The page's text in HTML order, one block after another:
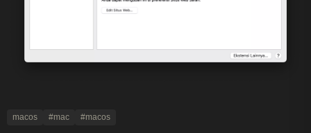
macos #mac #macos